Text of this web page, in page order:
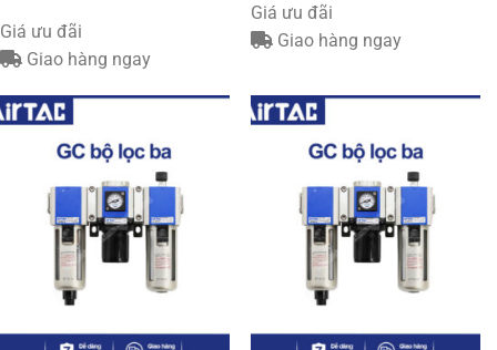
Giá ưu đãi
Giao hàng ngay
Giá ưu đãi
Giao hàng ngay